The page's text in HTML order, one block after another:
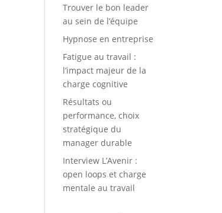
Trouver le bon leader
au sein de l’équipe
Hypnose en entreprise
Fatigue au travail :
l’impact majeur de la
charge cognitive
Résultats ou
performance, choix
stratégique du
manager durable
Interview L’Avenir :
open loops et charge
mentale au travail